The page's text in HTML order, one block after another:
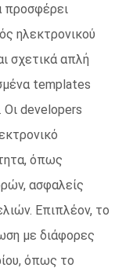
προσφέρει
ηλεκτρονικού
σχετικά απλή
templates
Οι developers
όπως
ασφαλείς
Επιπλέον, το
με διάφορες
όπως το